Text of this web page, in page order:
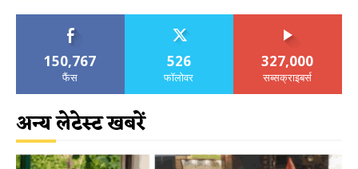
150,767
फैंस
526
फॉलोवर
327,000
सब्सक्राइबर्स
अन्य लेटेस्ट खबरें